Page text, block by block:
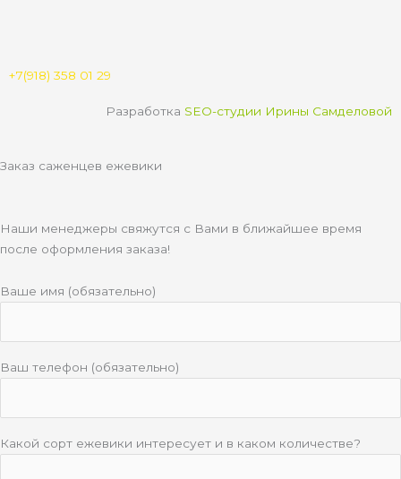
n
+7(918) 358 01 29
Разработка SEO-студии Ирины Самделовой
Заказ саженцев ежевики
Наши менеджеры свяжутся с Вами в ближайшее время
после оформления заказа!
Ваше имя (обязательно)
Ваш телефон (обязательно)
Какой сорт ежевики интересует и в каком количестве?